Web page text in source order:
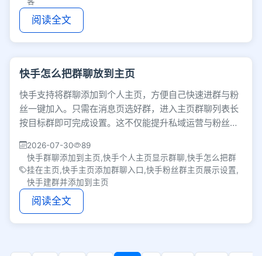
阅读全文
快手怎么把群聊放到主页
快手支持将群聊添加到个人主页，方便自己快速进群与粉
丝一键加入。只需在消息页选好群，进入主页群聊列表长
按目标群即可完成设置。这不仅能提升私域运营与粉丝维
2026-07-30
89
快手群聊添加到主页,快手个人主页显示群聊,快手怎么把群
挂在主页,快手主页添加群聊入口,快手粉丝群主页展示设置,
快手建群并添加到主页
阅读全文